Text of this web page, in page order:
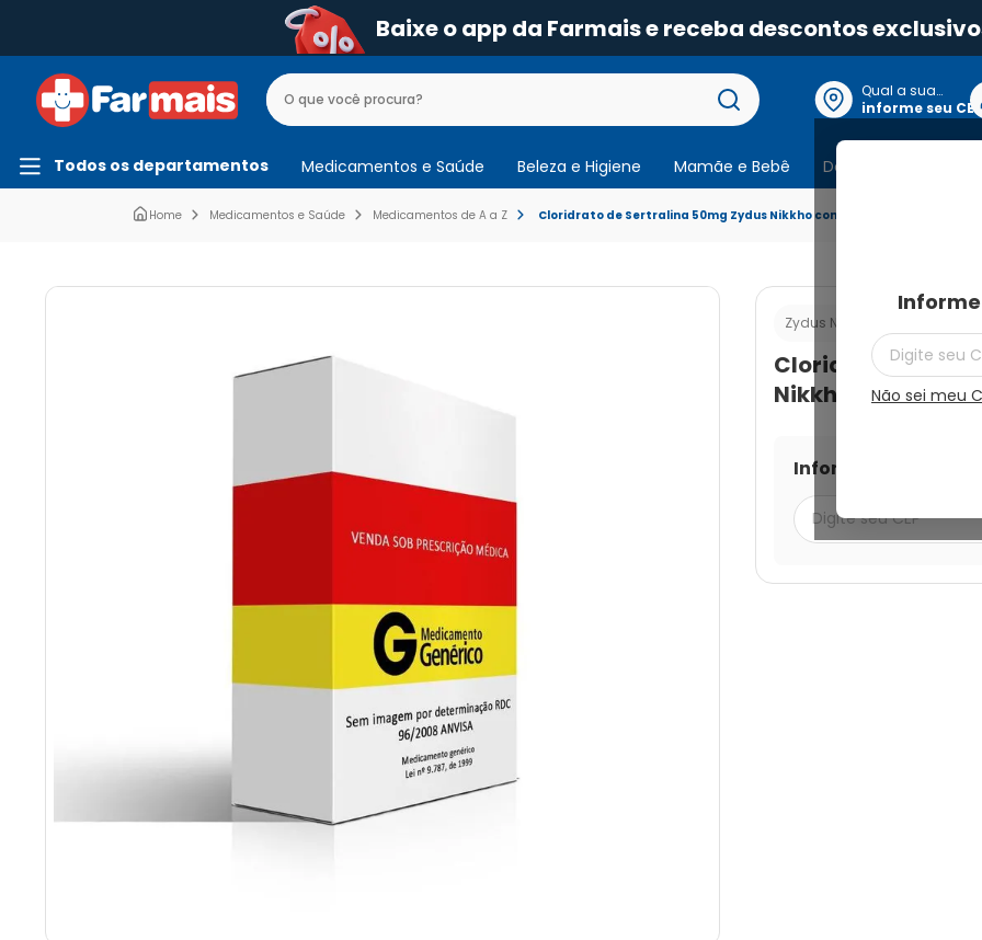
Baixe o app da Farmais e receba descontos
Qual a sua
localização?
informe seu CEP
Não sei meu
Todos os departamentos Medicamentos e Saúde Beleza e Higiene Mamãe e Bebê Dermocosmeticos
Medicamentos e Saúde Medicamentos de A a Z Cloridrato de Sertralina 50mg Zydus Nikkho com 30 Comprimidos
Zydus Nikkho
Cloridrato de
Nikkho com 30
Informe seu CEP